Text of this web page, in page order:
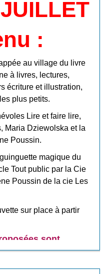
:
au village du livre
à livres, lectures,
écriture et illustration,
plus petits.
Lire et faire lire,
Maria Dziewolska et la
Poussin.
magique du
Tout public par la Cie
Poussin de la cie Les
sur place à partir
sont
petits comme